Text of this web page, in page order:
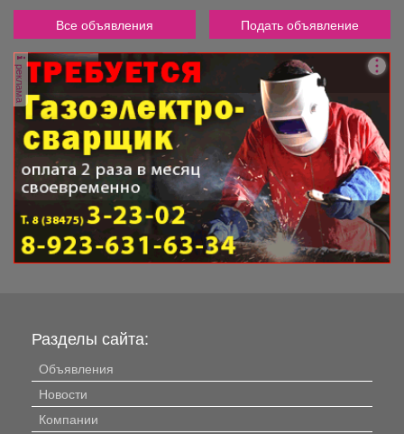
Все объявления Подать объявление
реклама
Разделы сайта:
Объявления
Новости
Компании